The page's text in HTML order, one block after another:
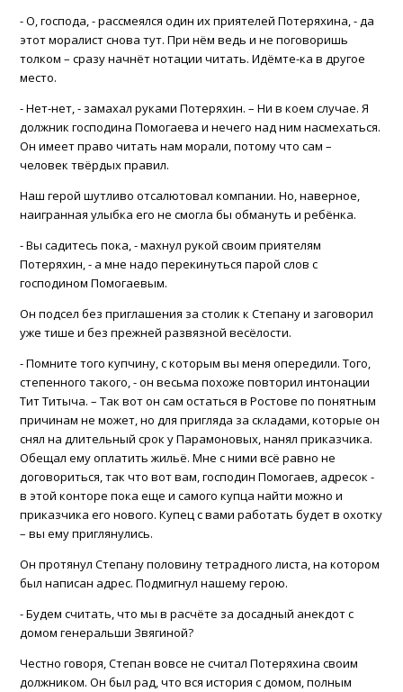
- О, господа, - рассмеялся один их приятелей Потеряхина, - да
этот моралист снова тут. При нём ведь и не поговоришь
толком – сразу начнёт нотации читать. Идёмте-ка в другое
место.
- Нет-нет, - замахал руками Потеряхин. – Ни в коем случае. Я
должник господина Помогаева и нечего над ним насмехаться.
Он имеет право читать нам морали, потому что сам –
человек твёрдых правил.
Наш герой шутливо отсалютовал компании. Но, наверное,
наигранная улыбка его не смогла бы обмануть и ребёнка.
- Вы садитесь пока, - махнул рукой своим приятелям
Потеряхин, - а мне надо перекинуться парой слов с
господином Помогаевым.
Он подсел без приглашения за столик к Степану и заговорил
уже тише и без прежней развязной весёлости.
- Помните того купчину, с которым вы меня опередили. Того,
степенного такого, - он весьма похоже повторил интонации
Тит Титыча. – Так вот он сам остаться в Ростове по понятным
причинам не может, но для пригляда за складами, которые он
снял на длительный срок у Парамоновых, нанял приказчика.
Обещал ему оплатить жильё. Мне с ними всё равно не
договориться, так что вот вам, господин Помогаев, адресок -
в этой конторе пока еще и самого купца найти можно и
приказчика его нового. Купец с вами работать будет в охотку
– вы ему приглянулись.
Он протянул Степану половину тетрадного листа, на котором
был написан адрес. Подмигнул нашему герою.
- Будем считать, что мы в расчёте за досадный анекдот с
домом генеральши Звягиной?
Честно говоря, Степан вовсе не считал Потеряхина своим
должником. Он был рад, что вся история с домом, полным